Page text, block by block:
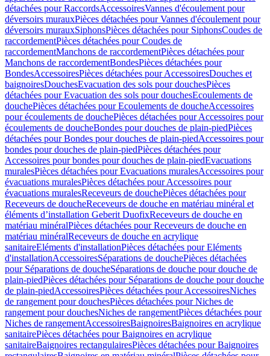
détachées pour RaccordsAccessoiresVannes d'écoulement pour
déversoirs murauxPièces détachées pour Vannes d'écoulement pour
déversoirs murauxSiphonsPièces détachées pour SiphonsCoudes de
raccordementPièces détachées pour Coudes de
raccordementManchons de raccordementPièces détachées pour
Manchons de raccordementBondesPièces détachées pour
BondesAccessoiresPièces détachées pour AccessoiresDouches et
baignoiresDouchesEvacuation des sols pour douchesPièces
détachées pour Evacuation des sols pour douchesEcoulements de
douchePièces détachées pour Ecoulements de doucheAccessoires
pour écoulements de douchePièces détachées pour Accessoires pour
écoulements de doucheBondes pour douches de plain-piedPièces
détachées pour Bondes pour douches de plain-piedAccessoires pour
bondes pour douches de plain-piedPièces détachées pour
Accessoires pour bondes pour douches de plain-piedEvacuations
muralesPièces détachées pour Evacuations muralesAccessoires pour
évacuations muralesPièces détachées pour Accessoires pour
évacuations muralesReceveurs de douchePièces détachées pour
Receveurs de doucheReceveurs de douche en matériau minéral et
éléments d’installation Geberit DuofixReceveurs de douche en
matériau minéralPièces détachées pour Receveurs de douche en
matériau minéralReceveurs de douche en acrylique
sanitaireEléments d'installationPièces détachées pour Eléments
d'installationAccessoiresSéparations de douchePièces détachées
pour Séparations de doucheSéparations de douche pour douche de
plain-piedPièces détachées pour Séparations de douche pour douche
de plain-piedAccessoiresPièces détachées pour AccessoiresNiches
de rangement pour douchesPièces détachées pour Niches de
rangement pour douchesNiches de rangementPièces détachées pour
Niches de rangementAccessoiresBaignoiresBaignoires en acrylique
sanitairePièces détachées pour Baignoires en acrylique
sanitaireBaignoires rectangulairesPièces détachées pour Baignoires